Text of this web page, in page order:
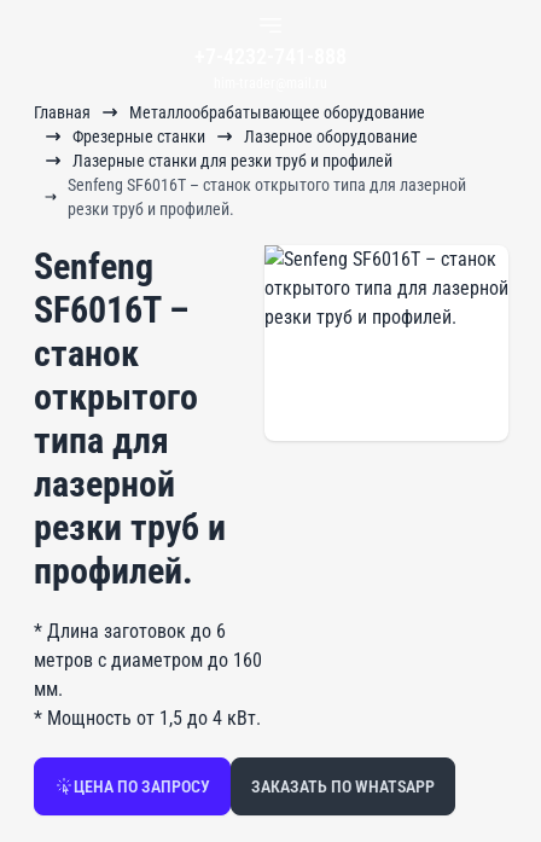
Главная
Металлообрабатывающее оборудование
Фрезерные станки
Лазерное оборудование
Лазерные станки для резки труб и профилей
Senfeng SF6016T – станок открытого типа для лазерной
резки труб и профилей.
Senfeng
SF6016T –
станок
открытого
типа для
лазерной
резки труб и
профилей.
* Длина заготовок до 6
метров с диаметром до 160
мм.
* Мощность от 1,5 до 4 кВт.
ЦЕНА ПО ЗАПРОСУ ЗАКАЗАТЬ ПО WHATSAPP